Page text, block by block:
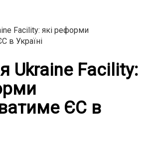
Facility: які реформи
в Україні
Ukraine Facility:
ЄС в